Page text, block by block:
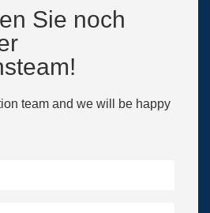
Sie noch
team and we will be happy